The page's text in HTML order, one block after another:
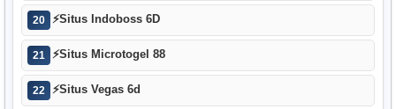
20 ⚡Situs Indoboss 6D
21 ⚡Situs Microtogel 88
22 ⚡Situs Vegas 6d